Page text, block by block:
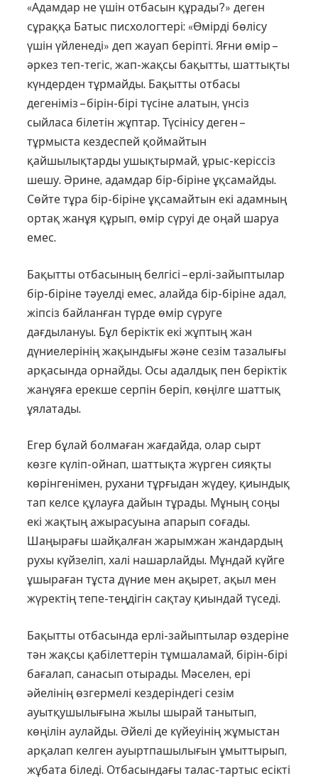
«Адамдар не үшін отбасын құрады?» деген
сұраққа Батыс писхологтері: «Өмірді бөлісу
үшін үйленеді» деп жауап беріпті. Яғни өмір –
әркез теп-тегіс, жап-жақсы бақытты, шаттықты
күндерден тұрмайды. Бақытты отбасы
дегеніміз – бірін-бірі түсіне алатын, үнсіз
сыйласа білетін жұптар. Тү­сінісу деген –
тұрмыста кездеспей қой­май­тын
қайшылықтарды ушықтырмай, ұрыс-керіссіз
шешу. Әрине, адамдар бір-бі­ріне ұқсамайды.
Сөйте тұра бір-біріне ұқ­са­майтын екі адамның
ортақ жанұя құрып, өмір сүруі де оңай шаруа
емес.
Бақытты отбасының белгісі – ерлі-зайыптылар
бір-біріне тәуелді емес, алайда бір-біріне адал,
жіпсіз байланған түрде өмір сүруге
дағдылануы. Бұл беріктік екі жұптың жан
дүниелерінің жақындығы және сезім тазалығы
арқасында орнайды. Осы адалдық пен беріктік
жанұяға ерекше серпін беріп, көңілге шаттық
ұялатады.
Егер бұлай болмаған жағдайда, олар сырт
көзге күліп-ойнап, шаттықта жүрген сияқты
көрінгенімен, рухани тұрғыдан жүдеу, қиындық
тап келсе құлауға дайын тұрады. Мұның соңы
екі жақтың ажырасуы­на апарып соғады.
Шаңырағы шайқалған жарымжан жандардың
рухы күйзеліп, халі нашарлайды. Мұндай күйге
ұшыраған тұста дүние мен ақырет, ақыл мен
жүректің тепе-теңдігін сақтау қиындай түседі.
Бақытты отбасында ерлі-зайыптылар өздеріне
тән жақсы қабілеттерін тұмша­ламай, бірін-бірі
бағалап, санасып отырады. Мәселен, ері
әйелінің өзгермелі кездеріндегі сезім
ауытқушылығына жылы шырай танытып,
көңілін аулайды. Әйелі де күйеуінің жұмыстан
арқалап келген ауыртпашылығын ұмыттырып,
жұбата біледі. Отбасындағы талас-тартыс есікті